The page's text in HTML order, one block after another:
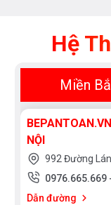
Hệ
Miền
NỘI
992 Đường
0976.665.669
Dẫn đường